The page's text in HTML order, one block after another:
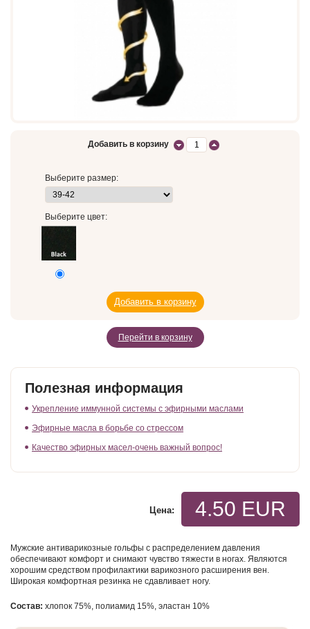
Добавить в корзину
Выберите размер:
Выберите цвет:
Перейти в корзину
Полезная информация
Укрепление иммунной системы с эфирными маслами
Эфирные масла в борьбе со стрессом
Качество эфирных масел-очень важный вопрос!
4.50 EUR
Цена:
Мужские антиварикозные гольфы с распределением давления
обеспечивают комфорт и снимают чувство тяжести в ногах. Являются
хорошим средством профилактики варикозного расширения вен.
Широкая комфортная резинка не сдавливает ногу.
Состав: хлопок 75%, полиамид 15%, эластан 10%